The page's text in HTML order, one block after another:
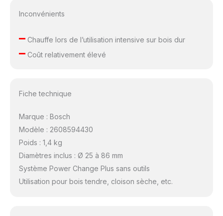
Inconvénients
–Chauffe lors de l’utilisation intensive sur bois dur
–Coût relativement élevé
Fiche technique
Marque : Bosch
Modèle : 2608594430
Poids : 1,4 kg
Diamètres inclus : Ø 25 à 86 mm
Système Power Change Plus sans outils
Utilisation pour bois tendre, cloison sèche, etc.